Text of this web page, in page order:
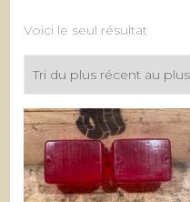
Voici le seul résultat